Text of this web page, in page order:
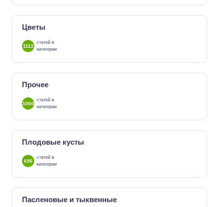
Цветы
1112
статей в
категории
Прочее
1060
статей в
категории
Плодовые кусты
696
статей в
категории
Пасленовые и тыквенные